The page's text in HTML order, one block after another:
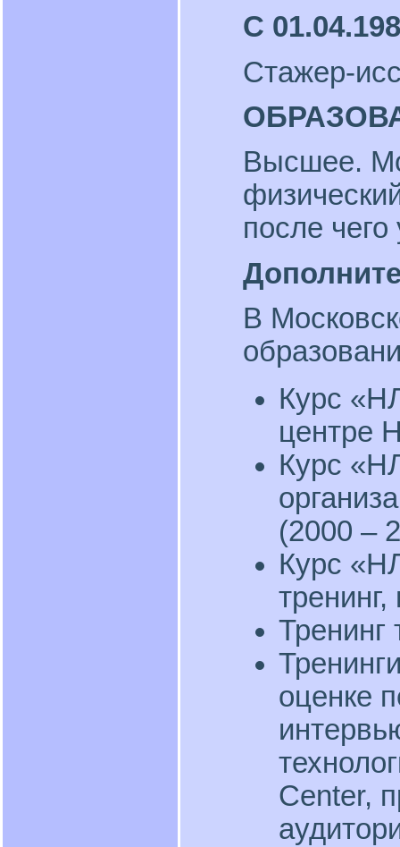
С
Стажер-
Высшее.
после
В
Курс
центре
Курс
(2000 –
Курс
Тренинг
оценке
Center,